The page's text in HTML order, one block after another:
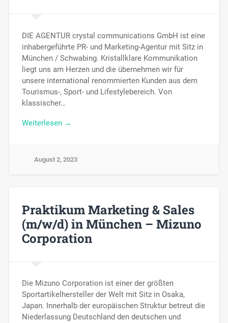
DIE AGENTUR crystal communications GmbH ist eine
inhabergeführte PR- und Marketing-Agentur mit Sitz in
München / Schwabing. Kristallklare Kommunikation
liegt uns am Herzen und die übernehmen wir für
unsere international renommierten Kunden aus dem
Tourismus-, Sport- und Lifestylebereich. Von
klassischer…
Weiterlesen →
August 2, 2023
Praktikum Marketing & Sales
(m/w/d) in München – Mizuno
Corporation
Die Mizuno Corporation ist einer der größten
Sportartikelhersteller der Welt mit Sitz in Osaka,
Japan. Innerhalb der europäischen Struktur betreut die
Niederlassung Deutschland den deutschen und